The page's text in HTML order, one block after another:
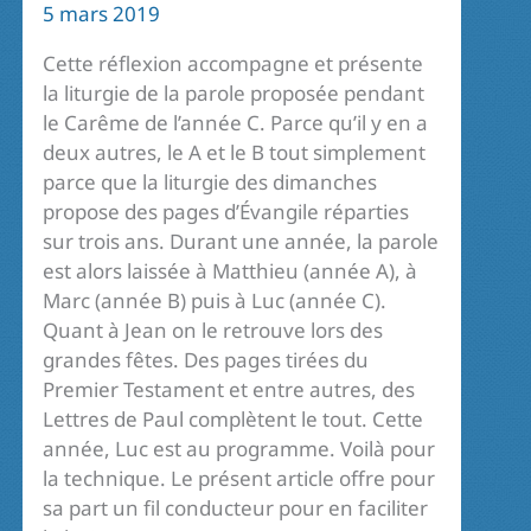
5 mars 2019
Cette réflexion accompagne et présente
la liturgie de la parole proposée pendant
le Carême de l’année C. Parce qu’il y en a
deux autres, le A et le B tout simplement
parce que la liturgie des dimanches
propose des pages d’Évangile réparties
sur trois ans. Durant une année, la parole
est alors laissée à Matthieu (année A), à
Marc (année B) puis à Luc (année C).
Quant à Jean on le retrouve lors des
grandes fêtes. Des pages tirées du
Premier Testament et entre autres, des
Lettres de Paul complètent le tout. Cette
année, Luc est au programme. Voilà pour
la technique. Le présent article offre pour
sa part un fil conducteur pour en faciliter